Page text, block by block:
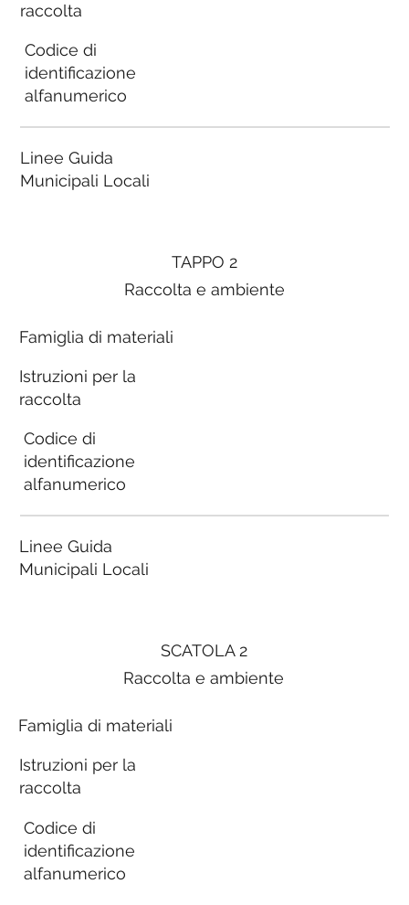
raccolta
Codice di
identificazione
alfanumerico
Linee Guida
Municipali Locali
SCATOLA 2
Raccolta e ambiente
Famiglia di materiali
Istruzioni per la
raccolta
Codice di
identificazione
alfanumerico
TAPPO 2
Raccolta e ambiente
Famiglia di materiali
Istruzioni per la
raccolta
Codice di
identificazione
alfanumerico
Linee Guida
Municipali Locali